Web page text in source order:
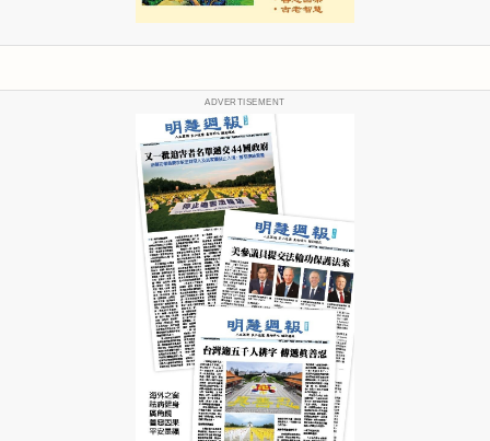
ADVERTISEMENT